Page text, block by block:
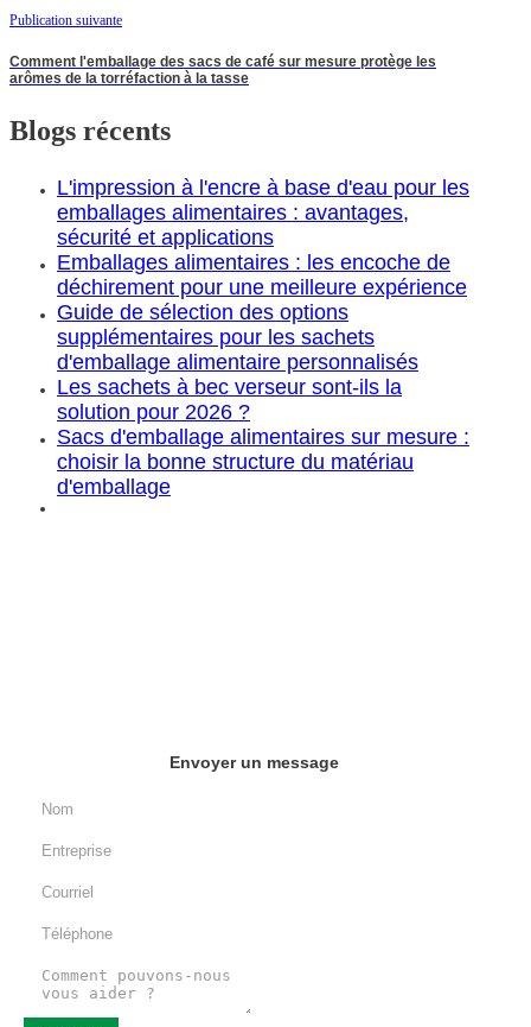
Publication suivante
Comment l'emballage des sacs de café sur mesure protège les
arômes de la torréfaction à la tasse
Blogs récents
L'impression à l'encre à base d'eau pour les
emballages alimentaires : avantages,
sécurité et applications
Emballages alimentaires : les encoche de
déchirement pour une meilleure expérience
Guide de sélection des options
supplémentaires pour les sachets
d'emballage alimentaire personnalisés
Les sachets à bec verseur sont-ils la
solution pour 2026 ?
Sacs d'emballage alimentaires sur mesure :
choisir la bonne structure du matériau
d'emballage
Envoyer un message